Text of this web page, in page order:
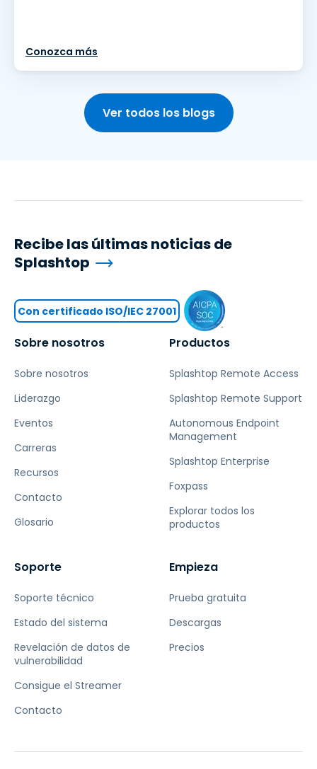
Conozca más
Ver todos los blogs
Sobre nosotros
Sobre nosotros
Liderazgo
Eventos
Carreras
Recursos
Contacto
Glosario
Productos
Splashtop Remote Access
Splashtop Remote Support
Autonomous Endpoint
Management
Splashtop Enterprise
Foxpass
Explorar todos los
productos
Soporte
Soporte técnico
Estado del sistema
Revelación de datos de
vulnerabilidad
Consigue el Streamer
Contacto
Empieza
Prueba gratuita
Descargas
Precios
Recibe las últimas noticias de
Splashtop
Con certificado ISO/IEC 27001